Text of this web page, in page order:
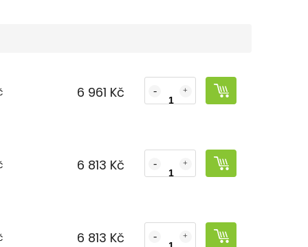
6 961 Kč
6 813 Kč
6 813 Kč